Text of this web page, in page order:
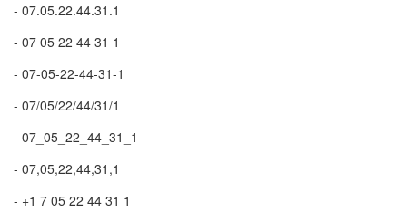
- 07.05.22.44.31.1
- 07 05 22 44 31 1
- 07-05-22-44-31-1
- 07/05/22/44/31/1
- 07_05_22_44_31_1
- 07,05,22,44,31,1
- +1 7 05 22 44 31 1